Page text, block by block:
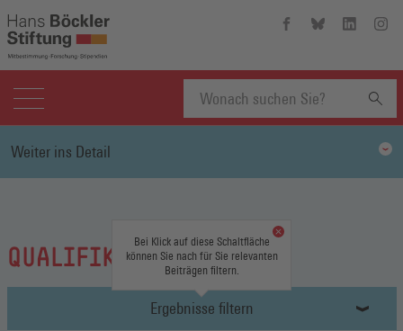
Hans-
Facebook
(Öffnet
Hans-
Bluesky
(Öffnet
Hans-
Linkedin
(Öffnet
Suchbegriff
eingeben
QUALIFIKATION
Ergebnisse filtern
Bei Klick auf diese Schaltfläche
können Sie nach für Sie relevanten
Beiträgen filtern.
Weiter ins Detail